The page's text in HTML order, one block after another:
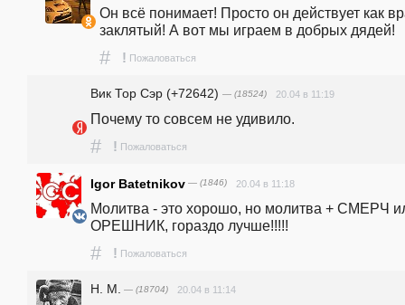
Он всё понимает! Просто он действует как
заклятый! А вот мы играем в добрых дядей!
# ! Пожаловаться
Вик Тор Сэр (+72642) — (18524) 20.04 в 11:19
Почему то совсем не удивило.
# ! Пожаловаться
Igor Batetnikov — (1846) 20.04 в 11:18
Молитва - это хорошо, но молитва + СМЕРЧ
ОРЕШНИК, гораздо лучше!!!!!
# ! Пожаловаться
Н. М. — (18704) 20.04 в 11:14